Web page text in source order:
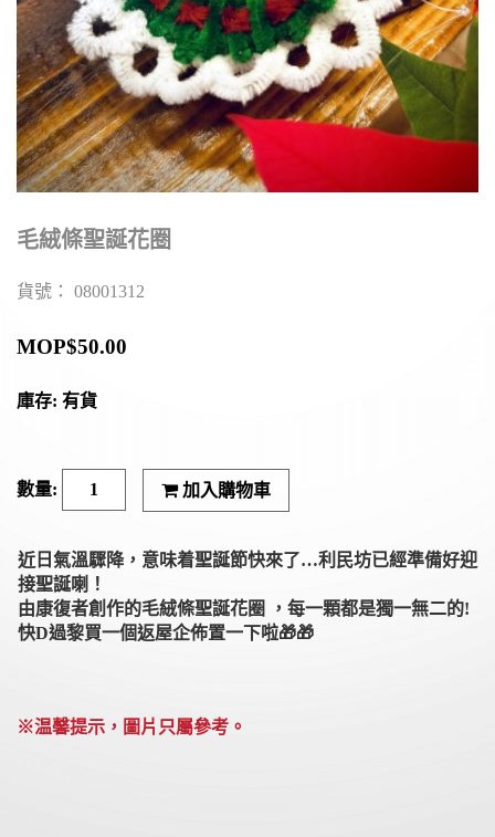
毛絨條聖誕花圈
貨號： 08001312
MOP$50.00
庫存: 有貨
加入購物車
近日氣溫驟降，意味着聖誕節快來了…利民坊已經準備好迎
接聖誕喇！
由康復者創作的毛絨條聖誕花圈 ，每一顆都是獨一無二的!
快D過黎買一個返屋企佈置一下啦🎁🎁
※温馨提示，圖片只屬參考。